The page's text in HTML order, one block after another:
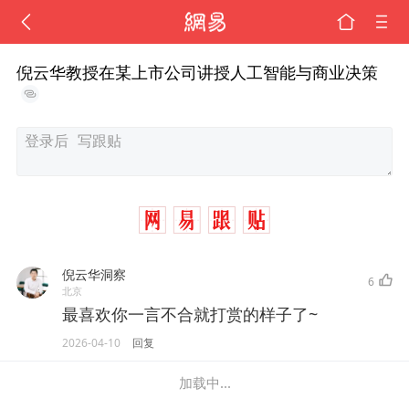
倪云华教授在某上市公司讲授人工智能与商业决策
倪云华洞察
北京
6
最喜欢你一言不合就打赏的样子了~
2026-04-10 回复
加载中...